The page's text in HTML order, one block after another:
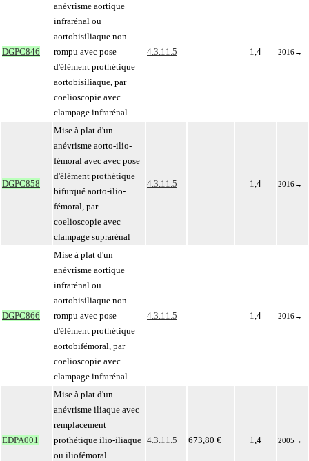
DGPC846
anévrisme aortique
infrarénal ou
aortobisiliaque non
rompu avec pose
d'élément prothétique
aortobisiliaque, par
coelioscopie avec
clampage infrarénal
4.3.11.5 1,4 2016→
DGPC858
Mise à plat d'un
anévrisme aorto-ilio-
fémoral avec avec pose
d'élément prothétique
bifurqué aorto-ilio-
fémoral, par
coelioscopie avec
clampage suprarénal
4.3.11.5 1,4 2016→
DGPC866
Mise à plat d'un
anévrisme aortique
infrarénal ou
aortobisiliaque non
rompu avec pose
d'élément prothétique
aortobifémoral, par
coelioscopie avec
clampage infrarénal
4.3.11.5 1,4 2016→
EDPA001
Mise à plat d'un
anévrisme iliaque avec
remplacement
prothétique ilio-iliaque
ou iliofémoral
4.3.11.5 673,80 € 1,4 2005 →